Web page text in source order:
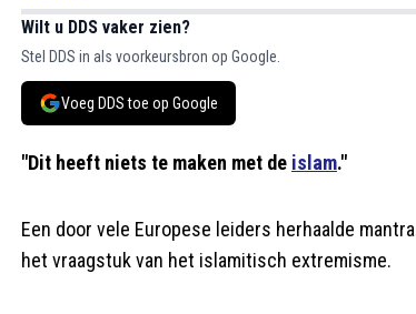
Wilt u DDS vaker zien?
Stel DDS in als voorkeursbron op Google.
Voeg DDS toe op Google
"Dit heeft niets te maken met de islam."
Een door vele Europese leiders herhaalde
het vraagstuk van het islamitisch extremisme.